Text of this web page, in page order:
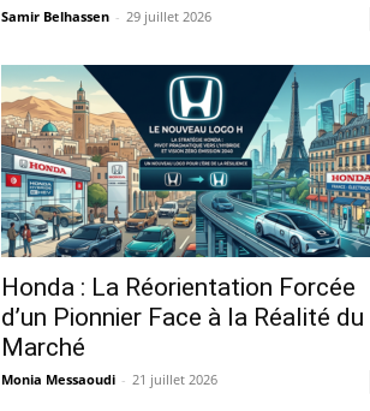
Samir Belhassen - 29 juillet 2026
Honda : La Réorientation Forcée
d’un Pionnier Face à la Réalité du
Marché
Monia Messaoudi - 21 juillet 2026